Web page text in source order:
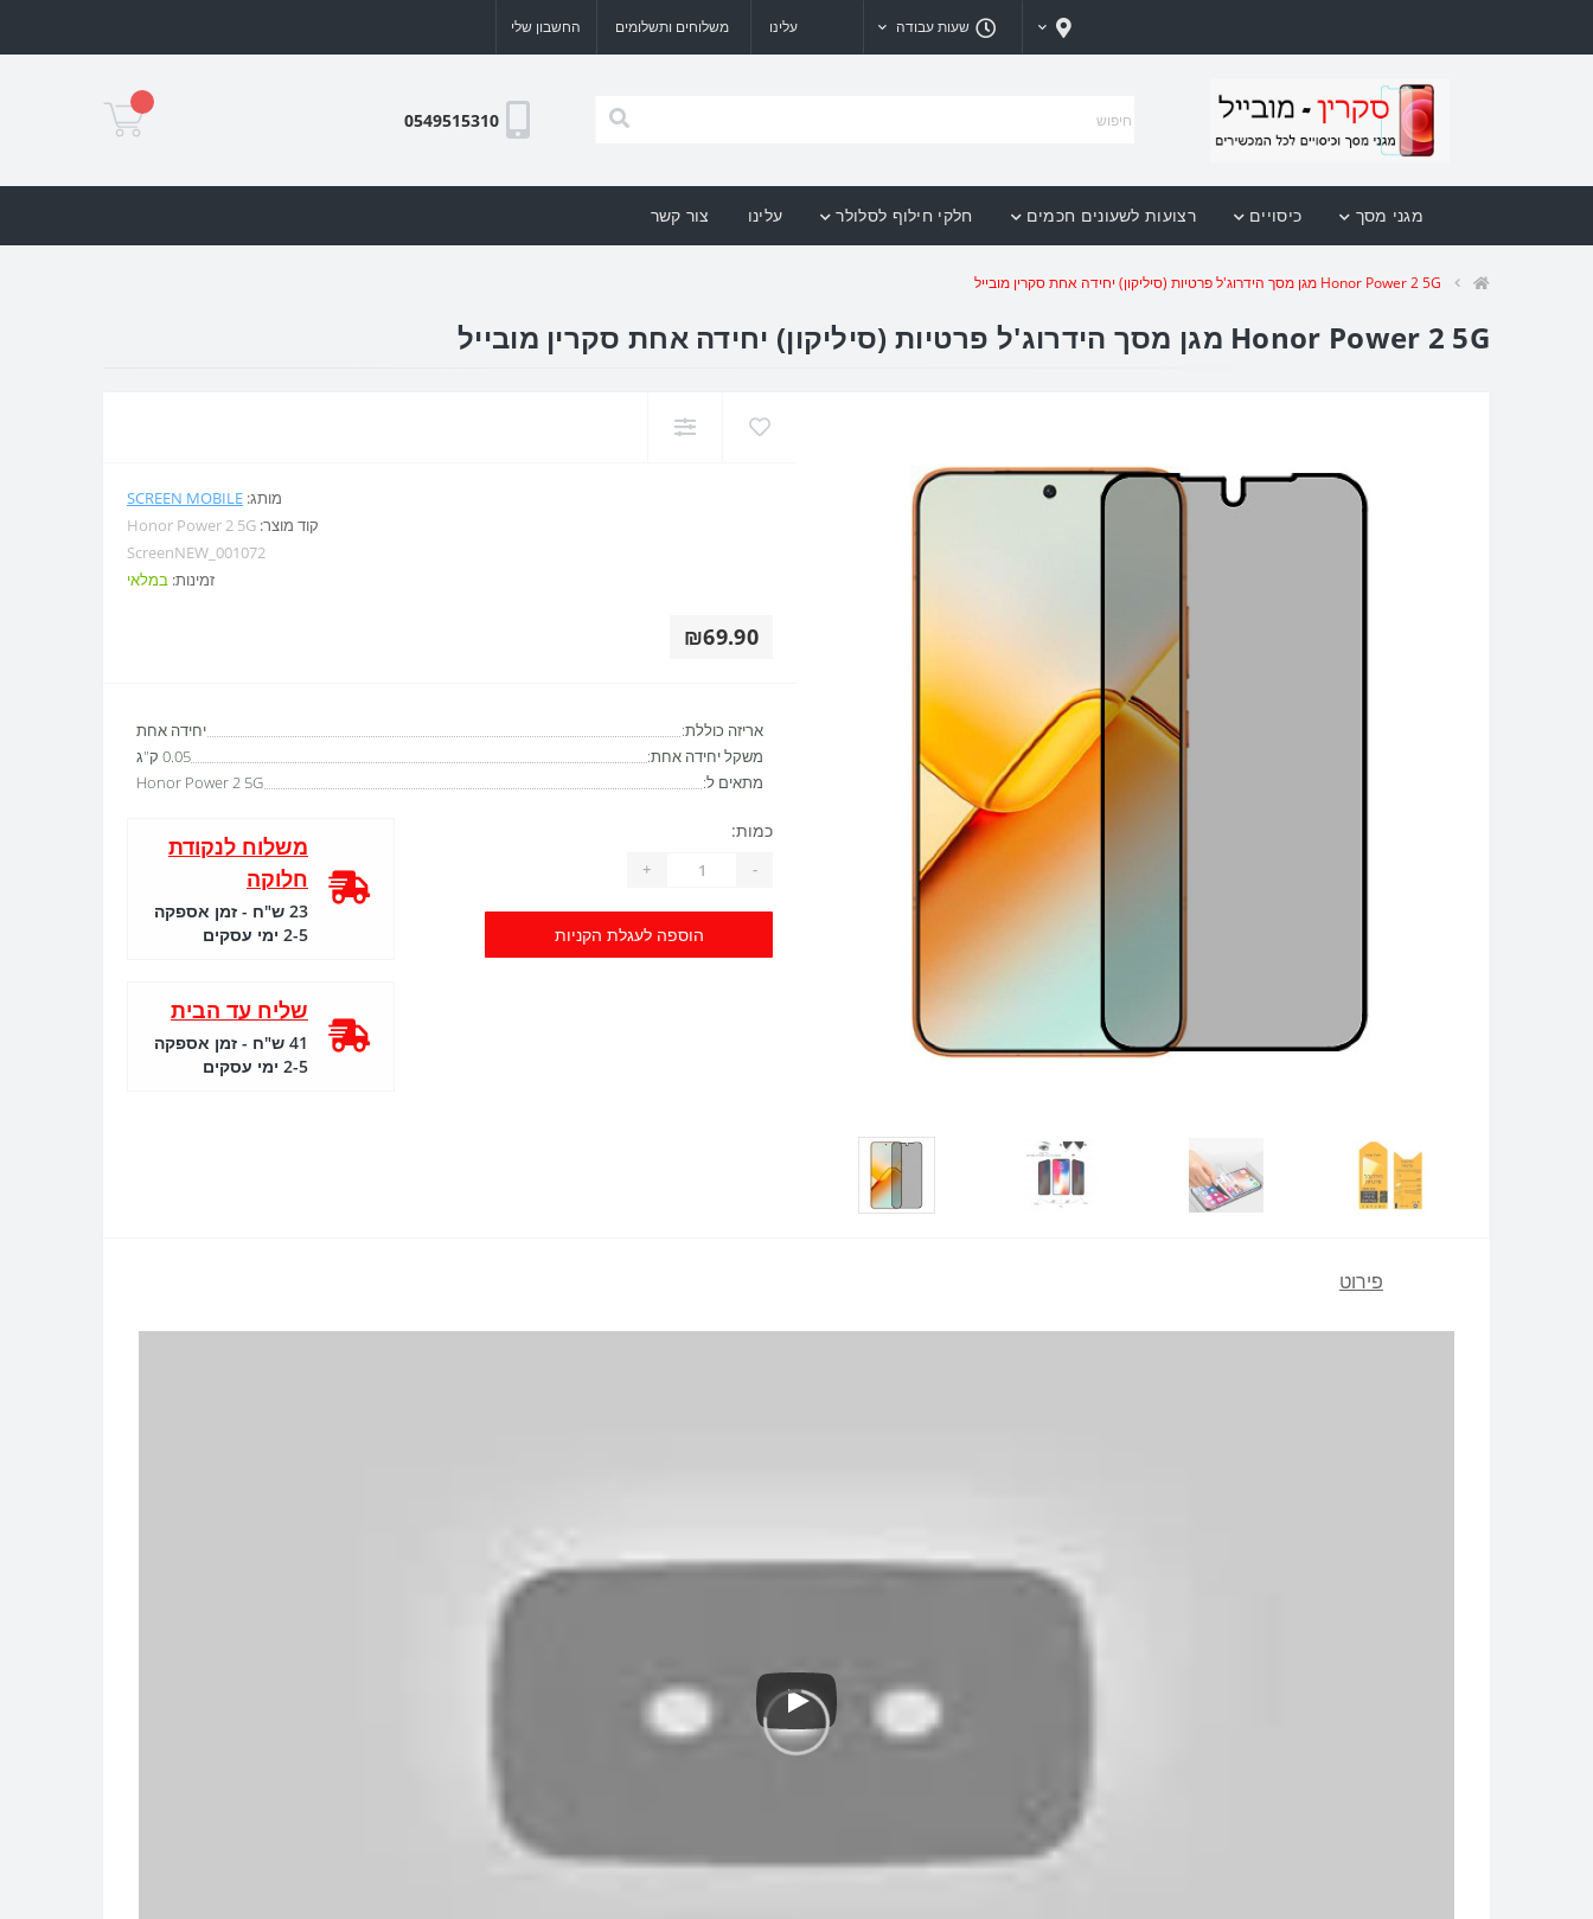
שעות עבודה עלינו משלוחים ותשלומים החשבון שלי
0549515310
מגני מסך כיסויים רצועות לשעונים חכמים חלקי חילוף לסלולר עלינו צור קשר
Honor Power 2 5G מגן מסך הידרוג'ל פרטיות (סיליקון) יחידה אחת סקרין מובייל
Honor Power 2 5G מגן מסך הידרוג'ל פרטיות (סיליקון) יחידה אחת סקרין מובייל
מותג: SCREEN MOBILE
קוד מוצר: Honor Power 2 5G
ScreenNEW_001072
זמינות: במלאי
₪69.90
אריזה כוללת:
יחידה אחת
משקל יחידה אחת:
0.05 ק"ג
מתאים ל:
Honor Power 2 5G
כמות:
-
+
הוספה לעגלת הקניות
משלוח לנקודת
חלוקה
23 ש"ח - זמן אספקה
2-5 ימי עסקים
שליח עד הבית
41 ש"ח - זמן אספקה
2-5 ימי עסקים
פירוט